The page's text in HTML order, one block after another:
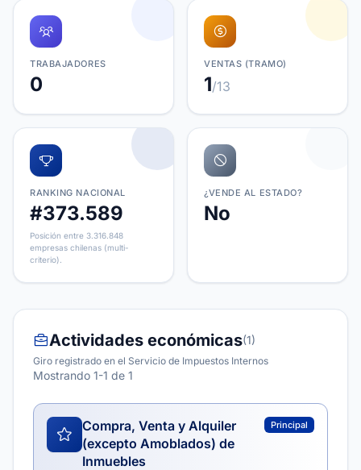
TRABAJADORES
0
VENTAS (TRAMO)
1/13
RANKING NACIONAL
#373.589
Posición entre 3.316.848
empresas chilenas (multi-
criterio).
¿VENDE AL ESTADO?
No
Actividades económicas(1)
Giro registrado en el Servicio de Impuestos Internos
Mostrando 1-1 de 1
Compra, Venta y Alquiler
(excepto Amoblados) de
Inmuebles
Principal